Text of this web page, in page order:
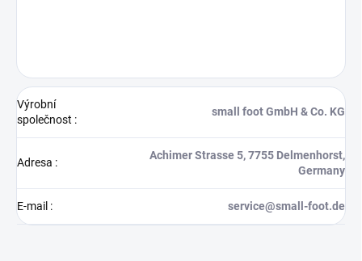
Výrobní
společnost :
small foot GmbH & Co. KG
Adresa :
Achimer Strasse 5, 7755 Delmenhorst,
Germany
E-mail : service@small-foot.de